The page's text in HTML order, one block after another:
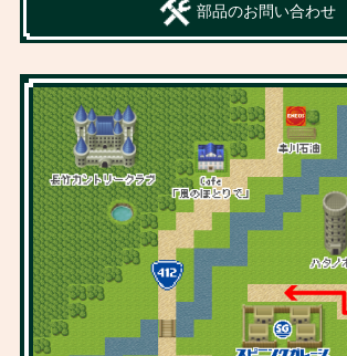
部品のお問い合わせ